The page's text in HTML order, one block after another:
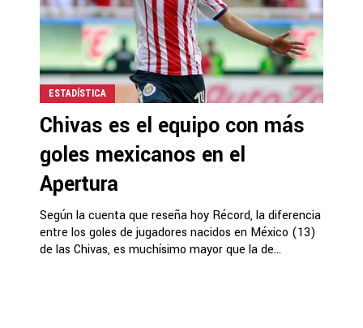
ESTADÍSTICA
Chivas es el equipo con más
goles mexicanos en el
Apertura
Según la cuenta que reseña hoy Récord, la diferencia
entre los goles de jugadores nacidos en México (13)
de las Chivas, es muchísimo mayor que la de...